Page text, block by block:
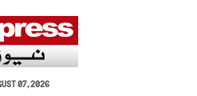
07, 2026